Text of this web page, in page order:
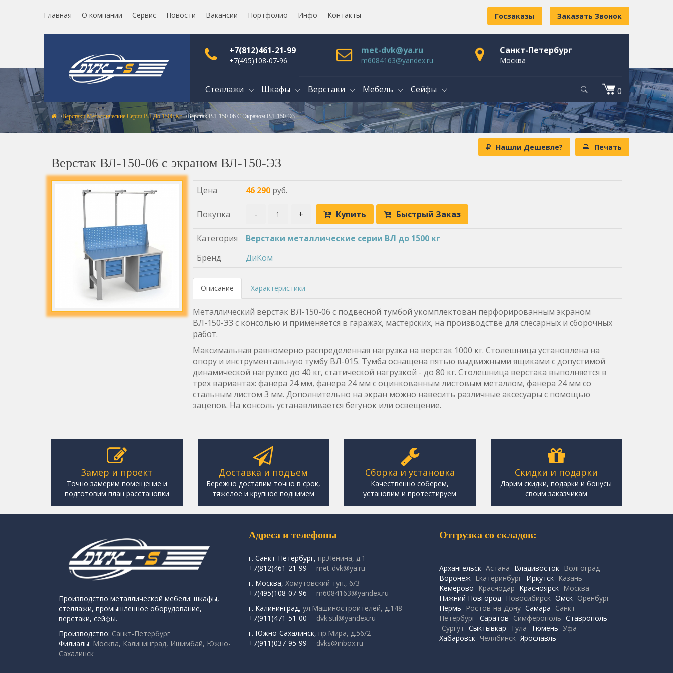
Главная О компании Сервис Новости Вакансии Портфолио Инфо Контакты Заказать Звонок
Госзаказы
+7(812)461-21-99
+7(495)108-07-96
met-dvk@ya.ru
m6084163@yandex.ru
Санкт-Петербург
Москва
Стеллажи Шкафы Верстаки Мебель Сейфы 0
Верстаки Металлические Серии ВЛ До 1500 Кг Верстак ВЛ-150-06 С Экраном ВЛ-150-Э3
Печать
Нашли Дешевле?
Верстак ВЛ-150-06 с экраном ВЛ-150-Э3
Цена 46 290руб.
Покупка - + Купить Быстрый Заказ
Категория
Верстаки металлические серии ВЛ до 1500 кг
Бренд
ДиКом
Описание Характеристики
Металлический верстак ВЛ-150-06 с подвесной тумбой укомплектован перфорированным экраном
ВЛ-150-Э3 с консолью и применяется в гаражах, мастерских, на производстве для слесарных и сборочных
работ.
Максимальная равномерно распределенная нагрузка на верстак 1000 кг. Столешница установлена на
опору и инструментальную тумбу ВЛ-015. Тумба оснащена пятью выдвижными ящиками с допустимой
динамической нагрузко до 40 кг, статической нагрузкой - до 80 кг. Столешница верстака выполняется в
трех вариантах: фанера 24 мм, фанера 24 мм с оцинкованным листовым металлом, фанера 24 мм со
стальным листом 3 мм. Дополнительно на экран можно навесить различные аксесуары с помощью
зацепов. На консоль устанавливается бегунок или освещение.
Замер и проект
Точно замерим помещение и
подготовим план расстановки
Доставка и подъем
Бережно доставим точно в срок,
тяжелое и крупное поднимем
Сборка и установка
Качественно соберем,
установим и протестируем
Скидки и подарки
Дарим скидки, подарки и бонусы
своим заказчикам
Производство металлической мебели: шкафы,
стеллажи, промышленное оборудование,
верстаки, сейфы.
Производство: Санкт-Петербург
Филиалы: Москва, Калининград, Ишимбай, Южно-
Сахалинск
Адреса и телефоны
г. Санкт-Петербург, пр.Ленина, д.1
+7(812)461-21-99
met-dvk@ya.ru
г. Москва, Хомутовский туп., 6/3
+7(495)108-07-96
m6084163@yandex.ru
г. Калининград, ул.Машиностроителей, д.148
+7(911)471-51-00
dvk.stil@yandex.ru
г. Южно-Сахалинск, пр.Мира, д.56/2
+7(911)037-95-99
dvks@inbox.ru
Отгрузка со складов:
Архангельск -Астана- Владивосток -Волгоград-
Воронеж -Екатеринбург- Иркутск -Казань-
Кемерово -Краснодар- Красноярск -Москва-
Нижний Новгород -Новосибирск- Омск -Оренбург-
Пермь -Ростов-на-Дону- Самара -Санкт-
Петербург- Саратов -Симферополь- Ставрополь
-Сургут- Сыктывкар -Тула- Тюмень -Уфа-
Хабаровск -Челябинск- Ярославль